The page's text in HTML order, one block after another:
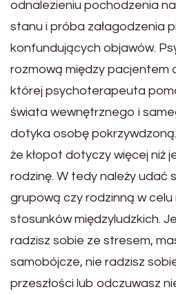
odnalezieniu pochodzenia
stanu i próba załagodzenia
konfundujących objawów.
rozmową między pacjentem
której psychoterapeuta
świata wewnętrznego i
dotyka osobę
że kłopot dotyczy więcej niż
rodzinę. W tedy należy udać
grupową czy rodzinną w celu
stosunków międzyludzkich.
radzisz sobie ze stresem,
samobójcze, nie radzisz
przeszłości lub odczuwasz